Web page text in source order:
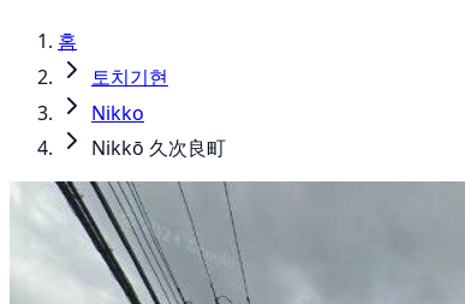
홈
토치기현
Nikko
Nikkō 久次良町